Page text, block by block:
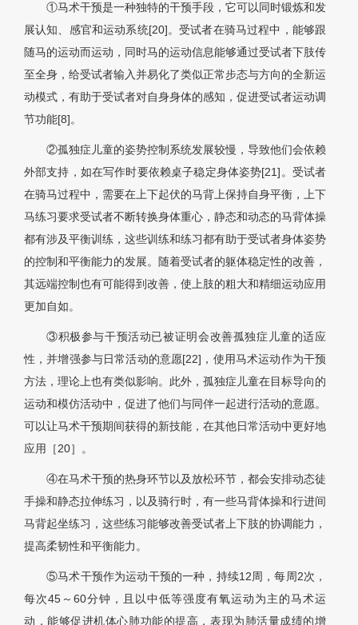
①马术干预是一种独特的干预手段，它可以同时锻炼和发
展认知、感官和运动系统[20]。受试者在骑马过程中，能够跟
随马的运动而运动，同时马的运动信息能够通过受试者下肢传
至全身，给受试者输入并易化了类似正常步态与方向的全新运
动模式，有助于受试者对自身身体的感知，促进受试者运动调
节功能[8]。
②孤独症儿童的姿势控制系统发展较慢，导致他们会依赖
外部支持，如在写作时要依赖桌子稳定身体姿势[21]。受试者
在骑马过程中，需要在上下起伏的马背上保持自身平衡，上下
马练习要求受试者不断转换身体重心，静态和动态的马背体操
都有涉及平衡训练，这些训练和练习都有助于受试者身体姿势
的控制和平衡能力的发展。随着受试者的躯体稳定性的改善，
其远端控制也有可能得到改善，使上肢的粗大和精细运动应用
更加自如。
③积极参与干预活动已被证明会改善孤独症儿童的适应
性，并增强参与日常活动的意愿[22]，使用马术运动作为干预
方法，理论上也有类似影响。此外，孤独症儿童在目标导向的
运动和模仿活动中，促进了他们与同伴一起进行活动的意愿。
可以让马术干预期间获得的新技能，在其他日常活动中更好地
应用［20］。
④在马术干预的热身环节以及放松环节，都会安排动态徒
手操和静态拉伸练习，以及骑行时，有一些马背体操和行进间
马背起坐练习，这些练习能够改善受试者上下肢的协调能力，
提高柔韧性和平衡能力。
⑤马术干预作为运动干预的一种，持续12周，每周2次，
每次45～60分钟，且以中低等强度有氧运动为主的马术运
动，能够促进机体心肺功能的提高，表现为肺活量成绩的增